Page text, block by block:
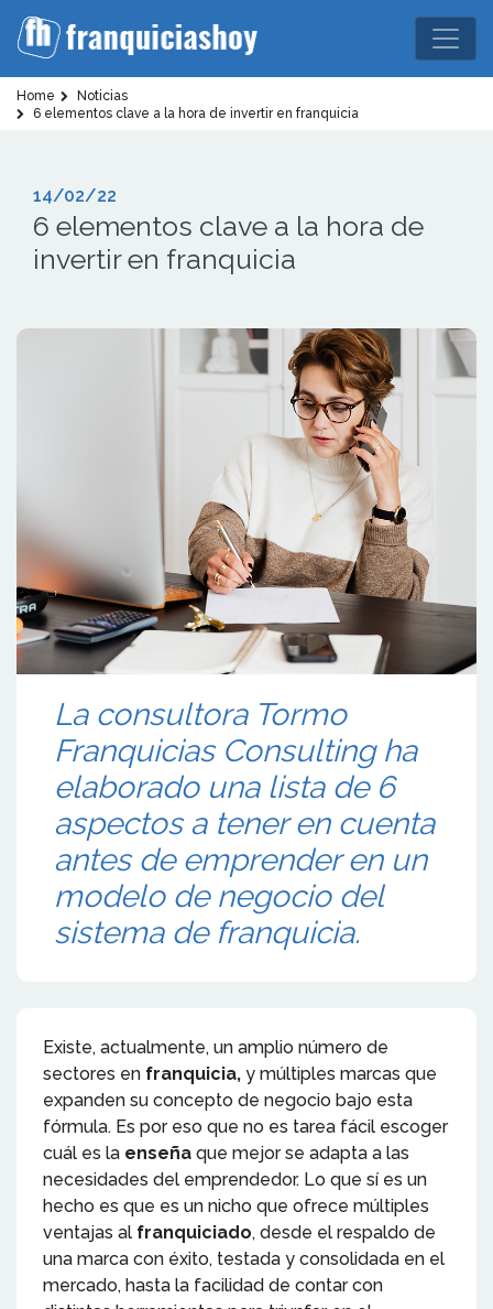
Home
Noticias
6 elementos clave a la hora de invertir en franquicia
14/02/22
6 elementos clave a la hora de
invertir en franquicia
La consultora Tormo
Franquicias Consulting ha
elaborado una lista de 6
aspectos a tener en cuenta
antes de emprender en un
modelo de negocio del
sistema de franquicia.
Existe, actualmente, un amplio número de
sectores en franquicia, y múltiples marcas que
expanden su concepto de negocio bajo esta
fórmula. Es por eso que no es tarea fácil escoger
cuál es la enseña que mejor se adapta a las
necesidades del emprendedor. Lo que sí es un
hecho es que es un nicho que ofrece múltiples
ventajas al franquiciado, desde el respaldo de
una marca con éxito, testada y consolidada en el
mercado, hasta la facilidad de contar con